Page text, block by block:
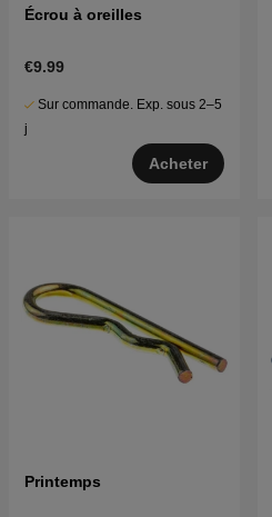
Écrou à oreilles
€9.99
Sur commande. Exp. sous 2–5
j
Acheter
Printemps